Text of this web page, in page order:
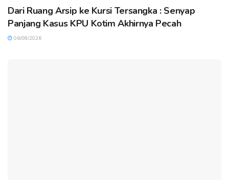
Dari Ruang Arsip ke Kursi Tersangka : Senyap
Panjang Kasus KPU Kotim Akhirnya Pecah
06/08/2026